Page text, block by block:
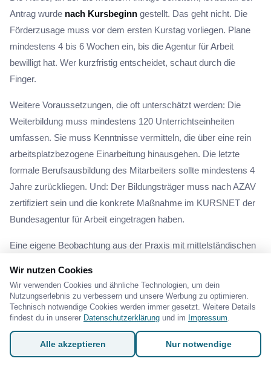
Antrag wurde nach Kursbeginn gestellt. Das geht nicht. Die
Förderzusage muss vor dem ersten Kurstag vorliegen. Plane
mindestens 4 bis 6 Wochen ein, bis die Agentur für Arbeit
bewilligt hat. Wer kurzfristig entscheidet, schaut durch die
Finger.
Weitere Voraussetzungen, die oft unterschätzt werden: Die
Weiterbildung muss mindestens 120 Unterrichtseinheiten
umfassen. Sie muss Kenntnisse vermitteln, die über eine rein
arbeitsplatzbezogene Einarbeitung hinausgehen. Die letzte
formale Berufsausbildung des Mitarbeiters sollte mindestens 4
Jahre zurückliegen. Und: Der Bildungsträger muss nach AZAV
zertifiziert sein und die konkrete Maßnahme im KURSNET der
Bundesagentur für Arbeit eingetragen haben.
Eine eigene Beobachtung aus der Praxis mit mittelständischen
für genau diesen Mitarbeiter strategisch sinnvoll ist, bekommt
oft Nachfragen oder eine Ablehnung. Der Sachbearbeiter will
ein konkreter Qualifizierungssprung im Betrieb geplant wird.
Wir nutzen Cookies
Wir verwenden Cookies und ähnliche Technologien, um dein
Nutzungserlebnis zu verbessern und unsere Werbung zu optimieren.
Technisch notwendige Cookies werden immer gesetzt. Weitere Details
findest du in unserer Datenschutzerklärung und im Impressum.
Alle akzeptieren Nur notwendige